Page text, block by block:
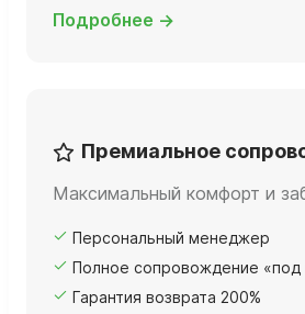
Подробнее →
Премиальное
Максимальный комфорт и
Персональный менеджер
Полное сопровождение «под
Гарантия возврата 200%